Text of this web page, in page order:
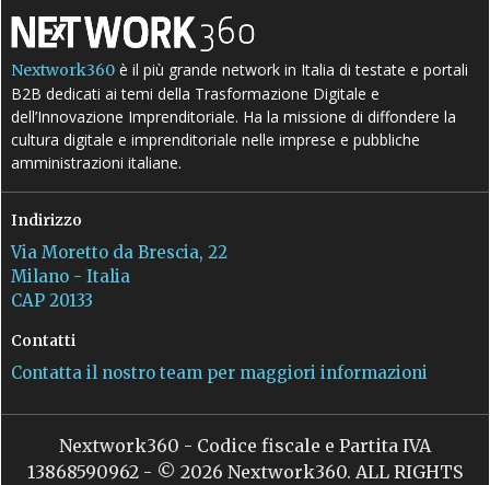
Nextwork360 è il più grande network in Italia di testate e portali
B2B dedicati ai temi della Trasformazione Digitale e
dell’Innovazione Imprenditoriale. Ha la missione di diffondere la
cultura digitale e imprenditoriale nelle imprese e pubbliche
amministrazioni italiane.
Indirizzo
Via Moretto da Brescia, 22
Milano - Italia
CAP 20133
Contatti
Contatta il nostro team per maggiori informazioni
Nextwork360 - Codice fiscale e Partita IVA
13868590962 - © 2026 Nextwork360. ALL RIGHTS